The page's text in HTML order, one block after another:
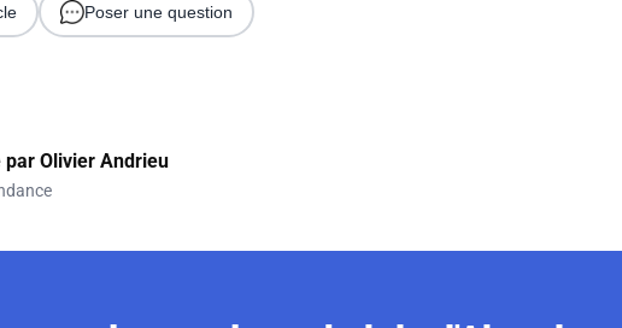
Poser une question
par Olivier Andrieu